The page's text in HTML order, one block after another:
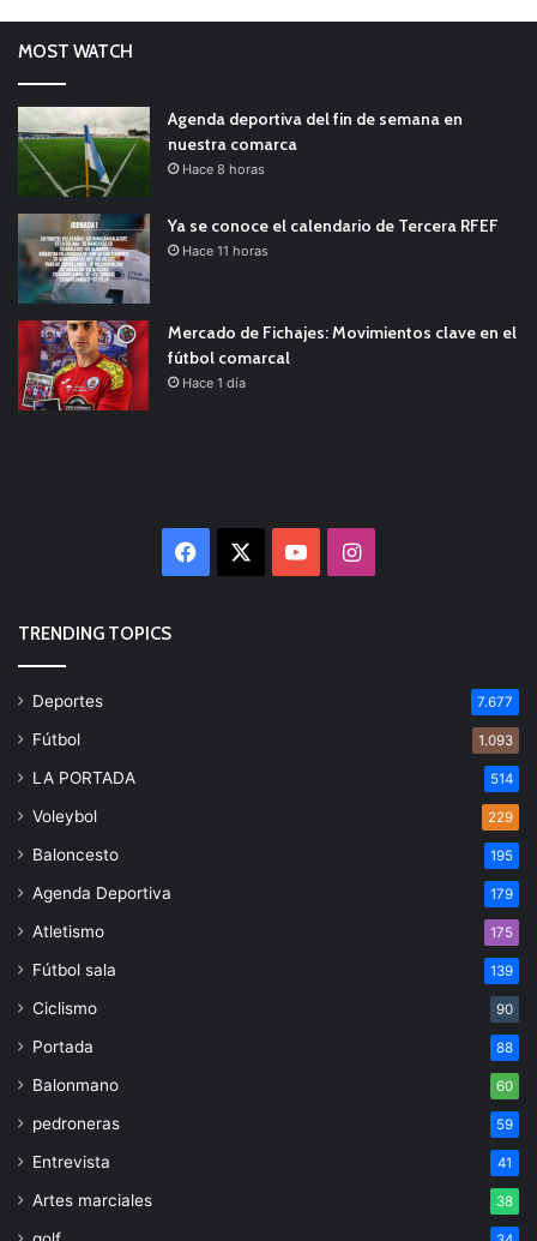
MOST WATCH
Agenda deportiva del fin de semana en
nuestra comarca
Hace 8 horas
Ya se conoce el calendario de Tercera RFEF
Hace 11 horas
Mercado de Fichajes: Movimientos clave en el
fútbol comarcal
Hace 1 día
Facebook YouTubeInstagram
TRENDING TOPICS
Deportes 7.677
Fútbol 1.093
LA PORTADA 514
Voleybol 229
Baloncesto 195
Agenda Deportiva 179
Atletismo 175
Fútbol sala 139
Ciclismo 90
Portada 88
Balonmano 60
pedroneras 59
Entrevista 41
Artes marciales 38